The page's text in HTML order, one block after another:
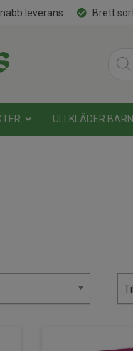
leverans Brett
search
ULLKLÄDER BARN